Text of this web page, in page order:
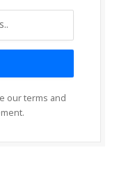
our terms and